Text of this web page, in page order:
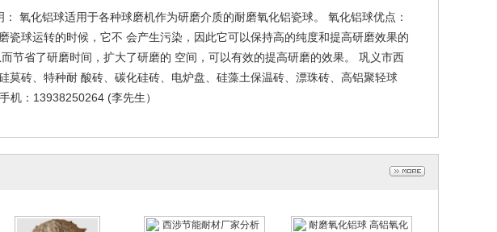
氧化铝球适用于各种球磨机作为研磨介质的耐磨氧化铝瓷球。 氧化铝球优点：
球运转的时候，它不 会产生污染，因此它可以保持高的纯度和提高研磨效果的
节省了研磨时间，扩大了研磨的 空间，可以有效的提高研磨的效果。 巩义市西
莫砖、特种耐 酸砖、碳化硅砖、电炉盘、硅藻土保温砖、漂珠砖、高铝聚轻球
机：13938250264 (李先生）